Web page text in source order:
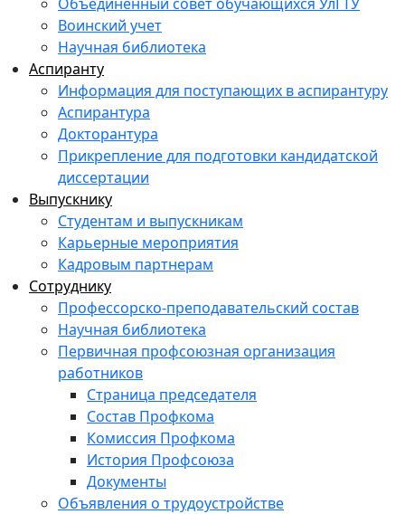
Воинский учет
Научная библиотека
Аспиранту
Информация для поступающих в аспирантуру
Аспирантура
Докторантура
Прикрепление для подготовки кандидатской
диссертации
Выпускнику
Студентам и выпускникам
Карьерные мероприятия
Кадровым партнерам
Сотруднику
Профессорско-преподавательский состав
Научная библиотека
Первичная профсоюзная организация
работников
Страница председателя
Состав Профкома
Комиссия Профкома
История Профсоюза
Документы
Объявления о трудоустройстве